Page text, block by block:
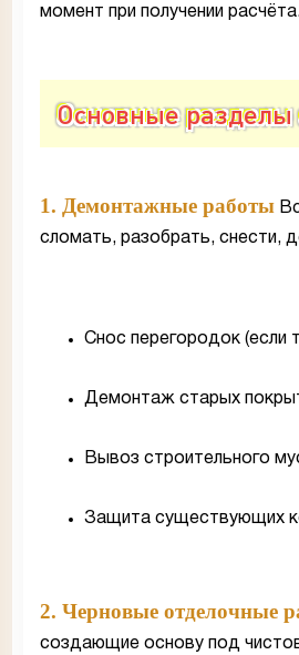
момент при получении
Основные
1. Демонтажные работы
сломать, разобрать, снести,
Снос перегородок (если
Демонтаж старых
Вывоз строительного
Защита существующих
2. Черновые отделочные
создающие основу под